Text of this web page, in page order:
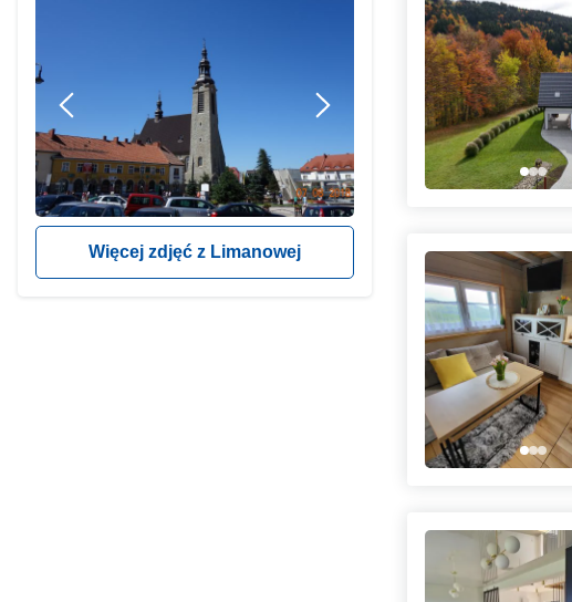
Więcej zdjęć z Limanowej